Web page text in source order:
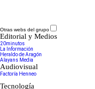
Otras webs del grupo
Editorial y Medios
20minutos
La Información
Heraldo de Aragón
Alayans Media
Audiovisual
Factoría Henneo
Tecnología